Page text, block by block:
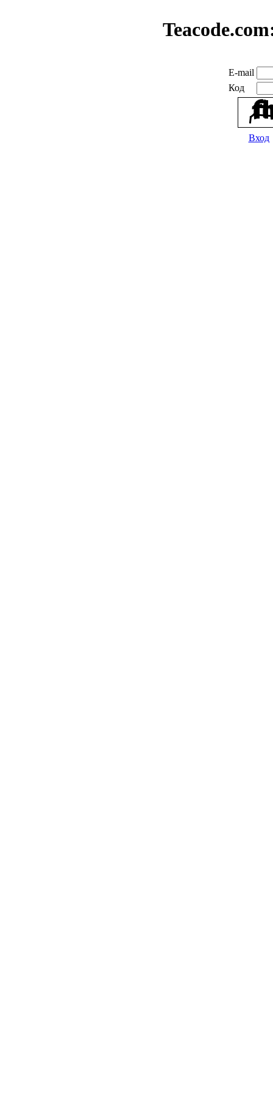
E-mail
Код
Вход